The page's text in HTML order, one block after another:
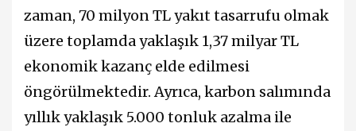
zaman, 70 milyon TL yakıt tasarrufu olmak
üzere toplamda yaklaşık 1,37 milyar TL
ekonomik kazanç elde edilmesi
öngörülmektedir. Ayrıca, karbon salımında
yıllık yaklaşık 5.000 tonluk azalma ile